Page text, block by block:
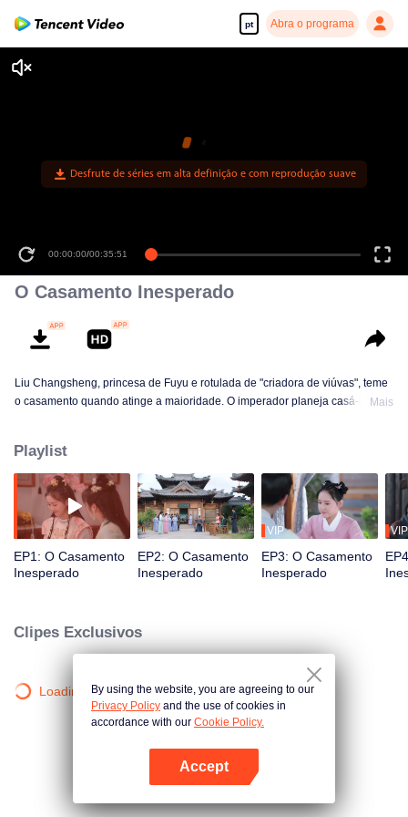
pt Abra o programa
Abra o programa
Desfrute de séries em alta definição e com reprodução suave
00:00:00/00:35:51
O Casamento Inesperado
Liu Changsheng, princesa de Fuyu e rotulada de "criadora de viúvas", teme
o casamento quando atinge a maioridade. O imperador planeja casá-la com
e comovente. À medida que superam preconceitos e desafiam fofocas, eles
buscam corajosamente o amor e descobrem seu verdadeiro significado.
Mais
Playlist
EP1: O Casamento
Inesperado
EP2: O Casamento
Inesperado
VIP
EP3: O Casamento
Inesperado
VIP
Clipes Exclusivos
Loading…By using the website, you are agreeing to our
Privacy Policy and the use of cookies in
accordance with our Cookie Policy.
Accept